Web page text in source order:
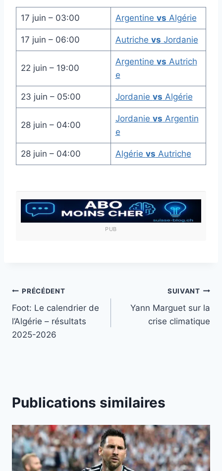
17 juin – 03:00 Argentine vs Algérie
17 juin – 06:00 Autriche vs Jordanie
22 juin – 19:00
Argentine vs Autrich
e
23 juin – 05:00 Jordanie vs Algérie
28 juin – 04:00
Jordanie vs Argentin
e
28 juin – 04:00 Algérie vs Autriche
PUB
Navigation
de
l’article
PRÉCÉDENT
Foot: Le calendrier de
l’Algérie – résultats
2025-2026
SUIVANT
Yann Marguet sur la
crise climatique
Publications similaires